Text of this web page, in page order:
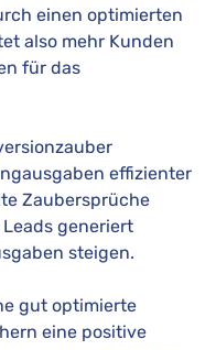
einen optimierten
also mehr Kunden
für das
effizienter
Zaubersprüche
generiert
steigen.
gut optimierte
eine positive